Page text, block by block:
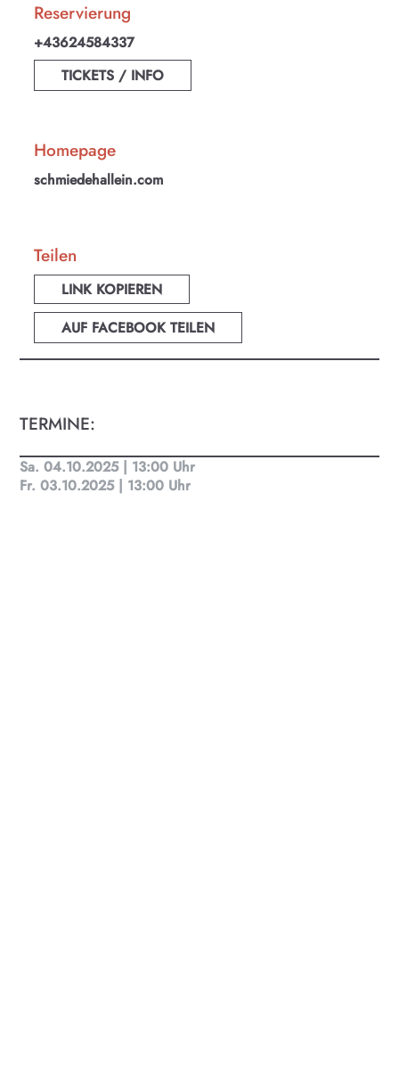
Reservierung
+43624584337
TICKETS / INFO
Homepage
schmiedehallein.com
Teilen
LINK KOPIEREN
AUF FACEBOOK TEILEN
TERMINE:
Sa. 04.10.2025 | 13:00 Uhr
Fr. 03.10.2025 | 13:00 Uhr
KULTplan ABO
Finde täglich bis zu 50 Veranstaltungen in Stadt
und Land Salzburg. Ob Kino, Theater, Literatur
oder Musik bei uns findest du Kultur-Programm
für Menschen von 0-99.